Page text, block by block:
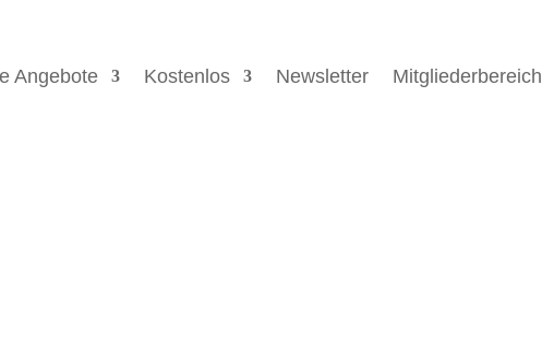
Angebote Kostenlos Newsletter Mitgliederbereich